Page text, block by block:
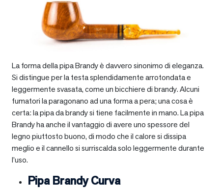
La forma della pipa Brandy è davvero sinonimo di eleganza.
Si distingue per la testa splendidamente arrotondata e
leggermente svasata, come un bicchiere di brandy. Alcuni
fumatori la paragonano ad una forma a pera; una cosa è
certa: la pipa da brandy si tiene facilmente in mano. La pipa
Brandy ha anche il vantaggio di avere uno spessore del
legno piuttosto buono, di modo che il calore si dissipa
meglio e il cannello si surriscalda solo leggermente durante
l’uso.
Pipa Brandy Curva